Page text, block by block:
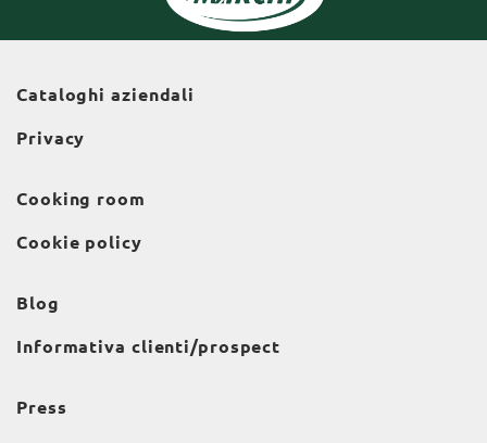
Cataloghi aziendali
Privacy
Cooking room
Cookie policy
Blog
Informativa clienti/prospect
Press